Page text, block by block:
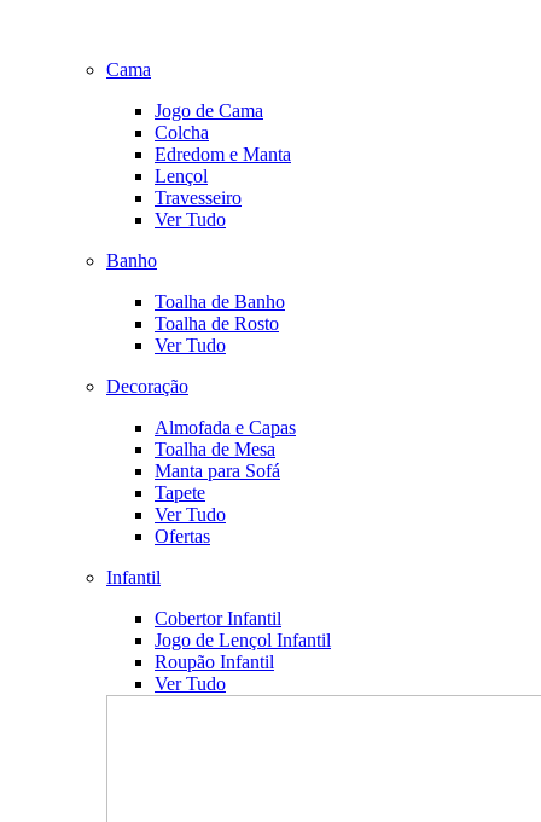
Cama
Jogo de Cama
Colcha
Edredom e Manta
Lençol
Travesseiro
Ver Tudo
Banho
Toalha de Banho
Toalha de Rosto
Ver Tudo
Decoração
Almofada e Capas
Toalha de Mesa
Manta para Sofá
Tapete
Ver Tudo
Ofertas
Infantil
Cobertor Infantil
Jogo de Lençol Infantil
Roupão Infantil
Ver Tudo